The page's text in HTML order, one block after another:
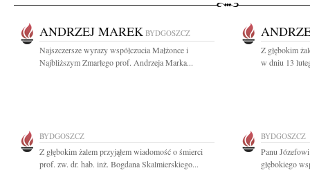
ANDRZEJ MAREK BYDGOSZCZ
Najszczersze wyrazy współczucia Małżonce i
Najbliższym Zmarłego prof. Andrzeja Marka...
Z głębokim
w dniu 13
BYDGOSZCZ
Z głębokim żalem przyjąłem wiadomość o śmierci
prof. zw. dr. hab. inż. Bogdana Skalmierskiego...
BYDGOSZCZ
Panu
głębokiego